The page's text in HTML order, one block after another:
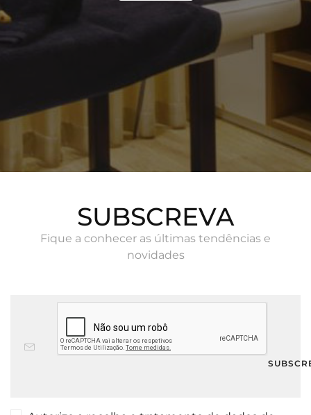
SUBSCREVA
Fique a conhecer as últimas tendências e
novidades